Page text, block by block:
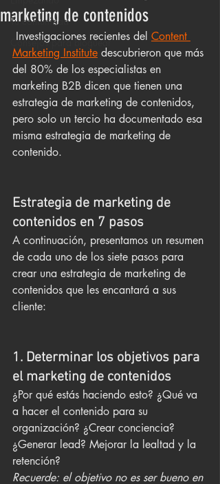
Tu comunidad
Consejos para bloguear
marketing de contenidos
Investigaciones recientes del Content
Marketing Institute descubrieron que más
del 80% de los especialistas en
marketing B2B dicen que tienen una
estrategia de marketing de contenidos,
pero solo un tercio ha documentado esa
misma estrategia de marketing de
contenido.
Estrategia de marketing de
contenidos en 7 pasos
A continuación, presentamos un resumen
de cada uno de los siete pasos para
crear una estrategia de marketing de
contenidos que les encantará a sus
cliente:
1. Determinar los objetivos para
el marketing de contenidos
¿Por qué estás haciendo esto? ¿Qué va
a hacer el contenido para su
organización? ¿Crear conciencia?
¿Generar lead? Mejorar la lealtad y la
retención?
Recuerde: el objetivo no es ser bueno en